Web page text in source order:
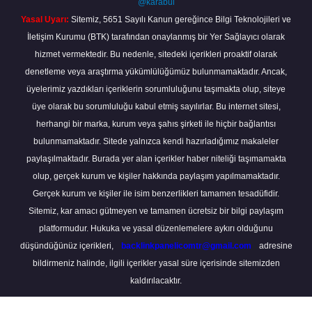
@karabul
Yasal Uyarı: Sitemiz, 5651 Sayılı Kanun gereğince Bilgi Teknolojileri ve
İletişim Kurumu (BTK) tarafından onaylanmış bir Yer Sağlayıcı olarak
hizmet vermektedir. Bu nedenle, sitedeki içerikleri proaktif olarak
denetleme veya araştırma yükümlülüğümüz bulunmamaktadır. Ancak,
üyelerimiz yazdıkları içeriklerin sorumluluğunu taşımakta olup, siteye
üye olarak bu sorumluluğu kabul etmiş sayılırlar. Bu internet sitesi,
herhangi bir marka, kurum veya şahıs şirketi ile hiçbir bağlantısı
bulunmamaktadır. Sitede yalnızca kendi hazırladığımız makaleler
paylaşılmaktadır. Burada yer alan içerikler haber niteliği taşımamakta
olup, gerçek kurum ve kişiler hakkında paylaşım yapılmamaktadır.
Gerçek kurum ve kişiler ile isim benzerlikleri tamamen tesadüfidir.
Sitemiz, kar amacı gütmeyen ve tamamen ücretsiz bir bilgi paylaşım
platformudur. Hukuka ve yasal düzenlemelere aykırı olduğunu
düşündüğünüz içerikleri,
backlinkpanelicomtr@gmail.com
adresine
bildirmeniz halinde, ilgili içerikler yasal süre içerisinde sitemizden
kaldırılacaktır.